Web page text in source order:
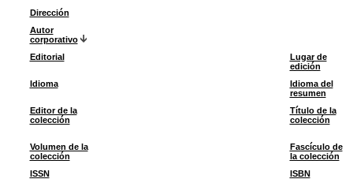
Dirección
Autor
corporativo
Editorial
Lugar de
edición
Idioma
Idioma del
resumen
Editor de la
colección
Título de la
colección
Volumen de la
colección
Fascículo de
la colección
ISSN
ISBN